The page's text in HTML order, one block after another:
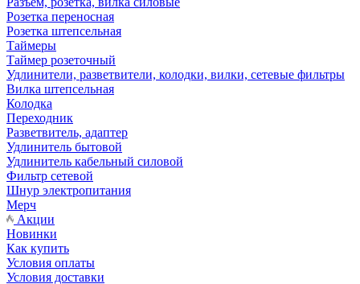
Розетка переносная
Розетка штепсельная
Таймеры
Таймер розеточный
Удлинители, разветвители, колодки, вилки, сетевые фильтры
Вилка штепсельная
Колодка
Переходник
Разветвитель, адаптер
Удлинитель бытовой
Удлинитель кабельный силовой
Фильтр сетевой
Шнур электропитания
Мерч
Акции
Новинки
Как купить
Условия оплаты
Условия доставки